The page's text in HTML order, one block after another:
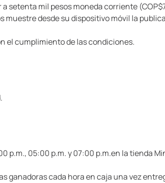
setenta mil pesos moneda corriente
muestre desde su dispositivo móvil la
el cumplimiento de las condiciones.
p.m., 05:00 p.m. y 07:00 p.m.en la tienda
ganadoras cada hora en caja una vez